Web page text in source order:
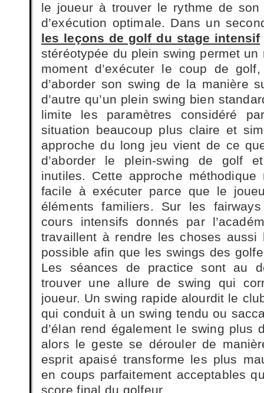
le joueur à trouver le rythme de son
d’exécution optimale. Dans un
les leçons de golf du stage intensif
stéréotypée du plein swing permet
moment d’exécuter le coup de
d’aborder son swing de la manière
d’autre qu’un plein swing bien
limite les paramètres considéré
situation beaucoup plus claire et
approche du long jeu vient de ce
d’aborder le plein-swing de golf
inutiles. Cette approche
facile à exécuter parce que le
éléments familiers. Sur les
cours intensifs donnés par
travaillent à rendre les choses aussi
possible afin que les swings des
Les séances de practice sont au
trouver une allure de swing qui
joueur. Un swing rapide alourdit le
qui conduit à un swing tendu ou
d’élan rend également le swing plus
alors le geste se dérouler de
esprit apaisé transforme les plus
en coups parfaitement acceptables
score final du golfeur.